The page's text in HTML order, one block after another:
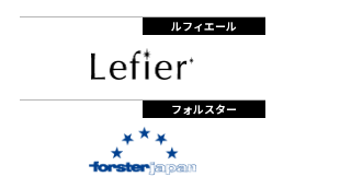
ルフィエール
フォルスター